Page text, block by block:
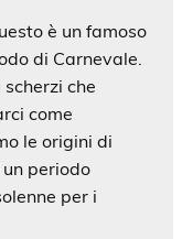
è un famoso
di Carnevale.
che
come
le origini di
periodo
per i